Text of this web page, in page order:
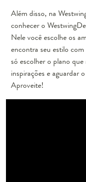
Além disso, na
conhecer o
Nele você escolhe os
encontra seu estilo
só escolher o plano
inspirações e aguardar o
Aproveite!